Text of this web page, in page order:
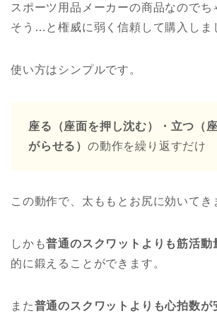
スポーツ用品メーカーの商品なのでち
そう…と権威に弱く信頼して購入しま
使い方はシンプルです。
座る（座面を押し沈む）・立つ（
がらせる） の動作を繰り返すだけ
この動作で、太ももとお尻に効いてき
しかも普通のスクワットよりも筋活動
的に鍛えることができます。
また普通のスクワットよりも心拍数が